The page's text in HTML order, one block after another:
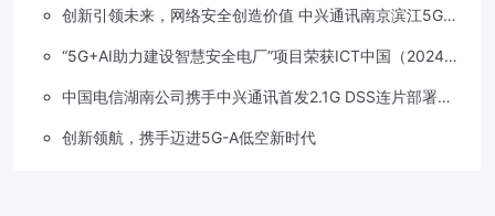
创新引领未来，网络安全创造价值 中兴通讯南京滨江5G工
“5G+AI助力建设智慧安全电厂”项目荣获ICT中国（2024）
中国电信湖南公司携手中兴通讯首发2.1G DSS连片部署助
创新领航，携手迈进5G-A低空新时代